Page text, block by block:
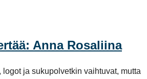
Anna Rosaliina
logot ja sukupolvetkin vaihtuvat, mutta